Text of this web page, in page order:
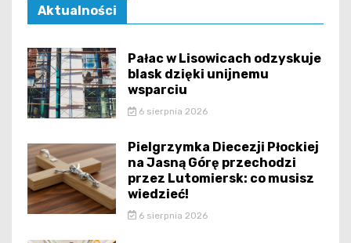
Aktualności
Pałac w Lisowicach odzyskuje
blask dzięki unijnemu
wsparciu
6 sierpnia 2026
Pielgrzymka Diecezji Płockiej
na Jasną Górę przechodzi
przez Lutomiersk: co musisz
wiedzieć!
6 sierpnia 2026